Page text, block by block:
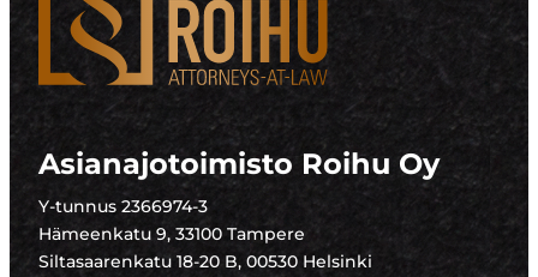
Asianajotoimisto Roihu Oy
Y-tunnus 2366974-3
Hämeenkatu 9, 33100 Tampere
Siltasaarenkatu 18-20 B, 00530 Helsinki